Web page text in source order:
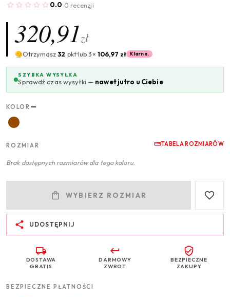
0.0· 0 recenzji
320,91zł
Otrzymasz32 pktlub 3× 106,97 zł Klarna.
SZYBKA WYSYŁKA
Sprawdź czas wysyłki — nawet jutro u Ciebie
KOLOR —
ROZMIAR TABELA ROZMIARÓW
Brak dostępnych rozmiarów dla tego koloru.
WYBIERZ ROZMIAR
UDOSTĘPNIJ
DOSTAWA
GRATIS
DARMOWY
ZWROT
BEZPIECZNE
ZAKUPY
BEZPIECZNE PŁATNOŚCI